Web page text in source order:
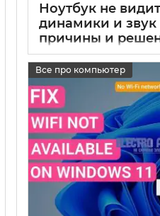
Ноутбук не
динамики и звук
причины и
Все про компьютер